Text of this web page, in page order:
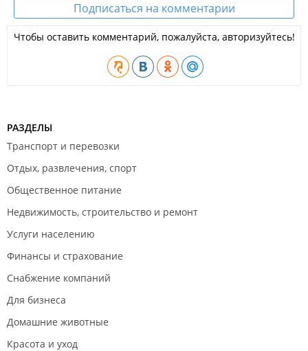
Подписаться на комментарии
Чтобы оставить комментарий, пожалуйста, авторизуйтесь!
РАЗДЕЛЫ
Транспорт и перевозки
Отдых, развлечения, спорт
Общественное питание
Недвижимость, строительство и ремонт
Услуги населению
Финансы и страхование
Снабжение компаний
Для бизнеса
Домашние животные
Красота и уход